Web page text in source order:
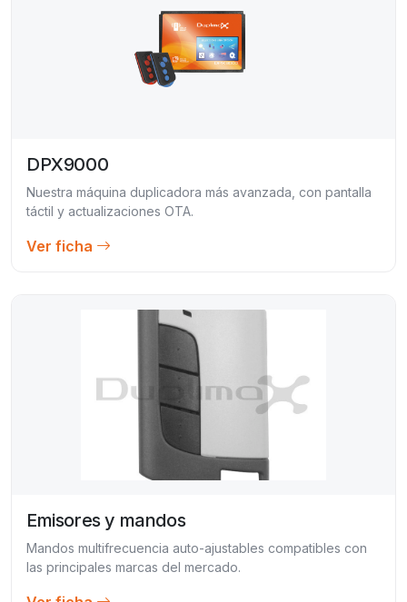
DPX9000
Nuestra máquina duplicadora más avanzada, con pantalla
táctil y actualizaciones OTA.
Ver ficha
Emisores y mandos
Mandos multifrecuencia auto-ajustables compatibles con
las principales marcas del mercado.